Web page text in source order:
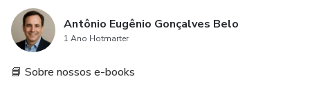
Antônio Eugênio Gonçalves Belo
1 Ano Hotmarter
📘 Sobre nossos e-books